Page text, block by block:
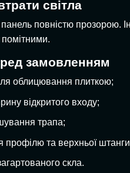
світла
повністю прозорою.
замовленням
облицювання плиткою;
відкритого входу;
трапа;
профілю та верхньої
скла.